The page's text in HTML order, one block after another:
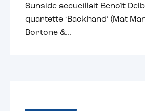
Sunside accueillait Benoît
quartette ‘Backhand’ (Mat
Bortone &...